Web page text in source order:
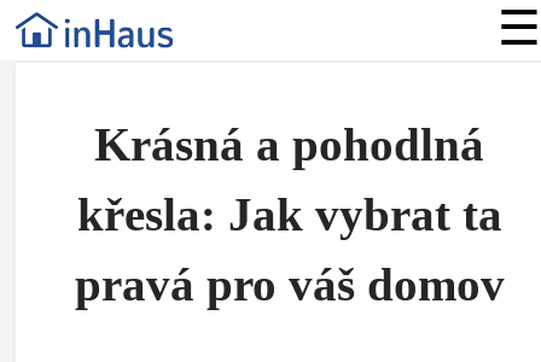
☰
Krásná a pohodlná
křesla: Jak vybrat ta
pravá pro váš domov